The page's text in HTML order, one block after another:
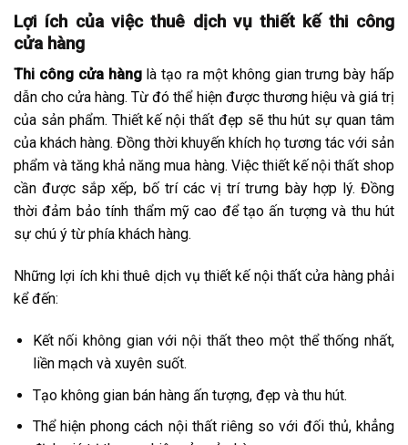
Lợi ích của việc thuê dịch vụ thiết kế thi công
cửa hàng
Thi công cửa hànglà tạo ra một không gian trưng bày hấp
dẫn cho cửa hàng. Từ đó thể hiện được thương hiệu và giá trị
của sản phẩm. Thiết kế nội thất đẹp sẽ thu hút sự quan tâm
của khách hàng. Đồng thời khuyến khích họ tương tác với sản
phẩm và tăng khả năng mua hàng. Việc thiết kế nội thất shop
cần được sắp xếp, bố trí các vị trí trưng bày hợp lý. Đồng
thời đảm bảo tính thẩm mỹ cao để tạo ấn tượng và thu hút
sự chú ý từ phía khách hàng.
Những lợi ích khi thuê dịch vụ thiết kế nội thất cửa hàng phải
kể đến:
Kết nối không gian với nội thất theo một thể thống nhất,
liền mạch và xuyên suốt.
Tạo không gian bán hàng ấn tượng, đẹp và thu hút.
Thể hiện phong cách nội thất riêng so với đối thủ, khẳng